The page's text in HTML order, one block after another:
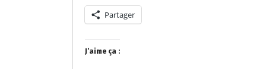
Partager
J’aime ça :